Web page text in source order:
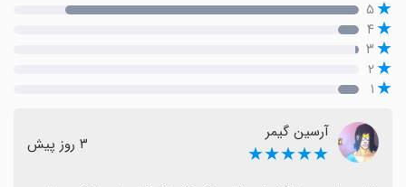
۵
۴
۳
۲
۱
آرسین گیمر
★★★★★ ٣ روز پیش